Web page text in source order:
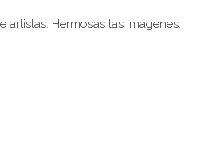
Hermosas las imágenes.